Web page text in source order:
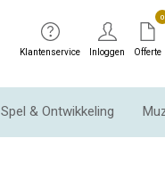
Klantenservice Inloggen
0
Offerte
Spel & Ontwikkeling